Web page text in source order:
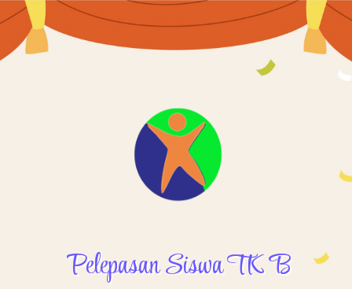
Pelepasan Siswa TK B